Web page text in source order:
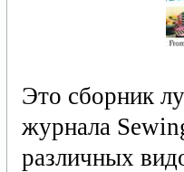
Это сборник
журнала
различных